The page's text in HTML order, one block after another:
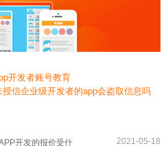
开发者账号教育
信企业级开发者的app会盗取信息吗
开发的报价受什 2021-05-18